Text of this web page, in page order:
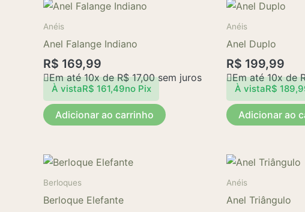
Anéis
Anel Falange Indiano
R$ 169,99
Em até 10x deR$17,00sem juros
À vistaR$ 161,49no Pix
Adicionar ao carrinho
Anéis
Anel Duplo
R$ 199,99
Em até 10x de
À vistaR$
Adicionar ao
Berloques
Berloque Elefante
Anéis
Anel Triângulo